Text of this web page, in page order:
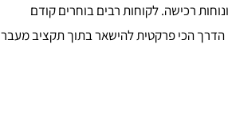
רכישה. לקוחות רבים בוחרים קודם
הדרך הכי פרקטית להישאר בתוך תקציב מעבר